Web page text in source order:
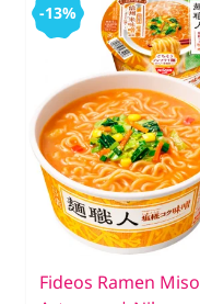
-13%
Fideos Ramen Miso